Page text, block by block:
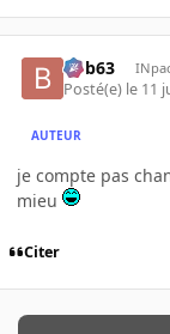
bob63
Posté(e) le 11
AUTEUR
je compte pas
mieu
Citer